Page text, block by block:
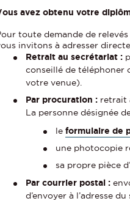
avez obtenu votre
toute demande de
invitons à adresser
Retrait au secrétariat :
conseillé de téléphoner
votre venue).
Par procuration : retrait
La personne désignée
le formulaire de
une photocopie
sa propre pièce
Par courrier postal :
d’envoyer à l’adresse